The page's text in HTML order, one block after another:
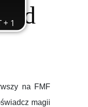
na FMF
magii